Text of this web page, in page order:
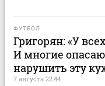
ФУТБОЛ
Григорян: «У
И многие
нарушить эту
7 августа 22:44